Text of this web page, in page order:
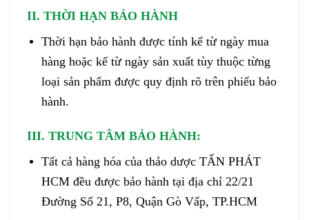
II. THỜI HẠN BẢO HÀNH
Thời hạn bảo hành được tính kể từ ngày mua
hàng hoặc kể từ ngày sản xuất tùy thuộc từng
loại sản phẩm được quy định rõ trên phiếu bảo
hành.
III. TRUNG TÂM BẢO HÀNH:
Tất cả hàng hóa của thảo dược TẤN PHÁT
HCM đều được bảo hành tại địa chỉ 22/21
Đường Số 21, P8, Quận Gò Vấp, TP.HCM